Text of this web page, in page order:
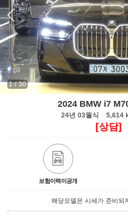
1/30
2024 BMW i7
24년 03월식 5,614
[상담]
보험이력미공개
해당모델은 시세가 준비되